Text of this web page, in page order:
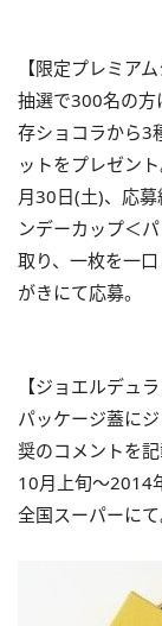
【限定プレミア
抽選で300名の方
存ショコラから3
ットをプレゼン
月30日(土)、応
ンデーカップ＜
取り、一枚を一
がきにて応募。
【ジョエルデュ
パッケージ蓋に
奨のコメントを
10月上旬～2014
全国スーパーにて